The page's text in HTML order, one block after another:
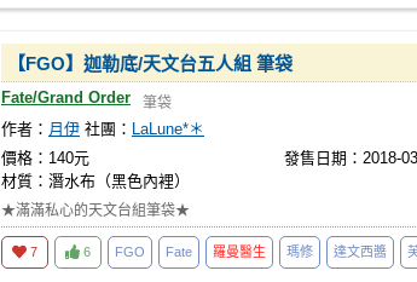
【FGO】迦勒底/天文台五人組 筆袋
Fate/Grand Order 筆袋
作者： 月伊 社團： LaLune*＊
價格：140元
發售日期：2018-
材質：潛水布（黑色內裡）
★滿滿私心的天文台組筆袋★
7 6 FGO Fate 羅曼醫生 瑪修 達文西醬